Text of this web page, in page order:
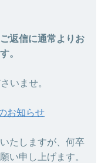
返信に通常よりお
。
いませ。
お知らせ
たしますが、何卒
い申し上げます。